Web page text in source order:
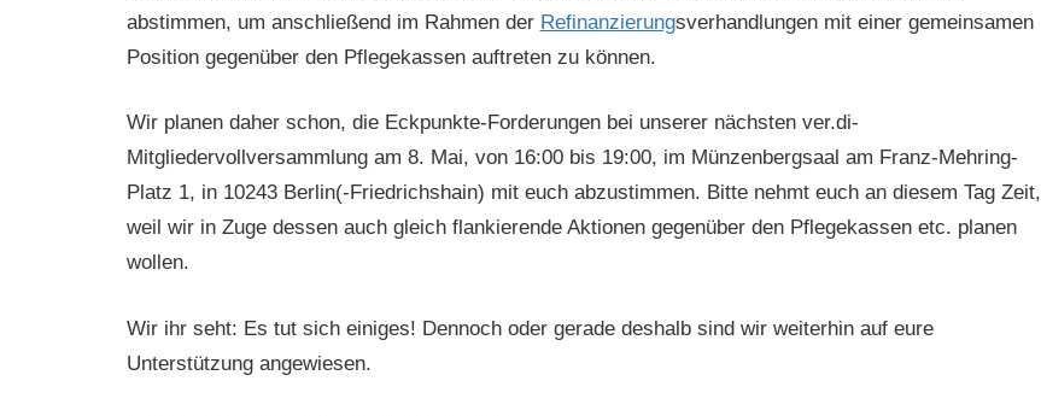
abstimmen, um anschließend im Rahmen der Refinanzierungsverhandlungen mit einer gemeinsamen
Position gegenüber den Pflegekassen auftreten zu können.
Wir planen daher schon, die Eckpunkte-Forderungen bei unserer nächsten ver.di-
Mitgliedervollversammlung am 8. Mai, von 16:00 bis 19:00, im Münzenbergsaal am Franz-Mehring-
Platz 1, in 10243 Berlin(-Friedrichshain) mit euch abzustimmen. Bitte nehmt euch an diesem Tag Zeit,
weil wir in Zuge dessen auch gleich flankierende Aktionen gegenüber den Pflegekassen etc. planen
wollen.
Wir ihr seht: Es tut sich einiges! Dennoch oder gerade deshalb sind wir weiterhin auf eure
Unterstützung angewiesen.